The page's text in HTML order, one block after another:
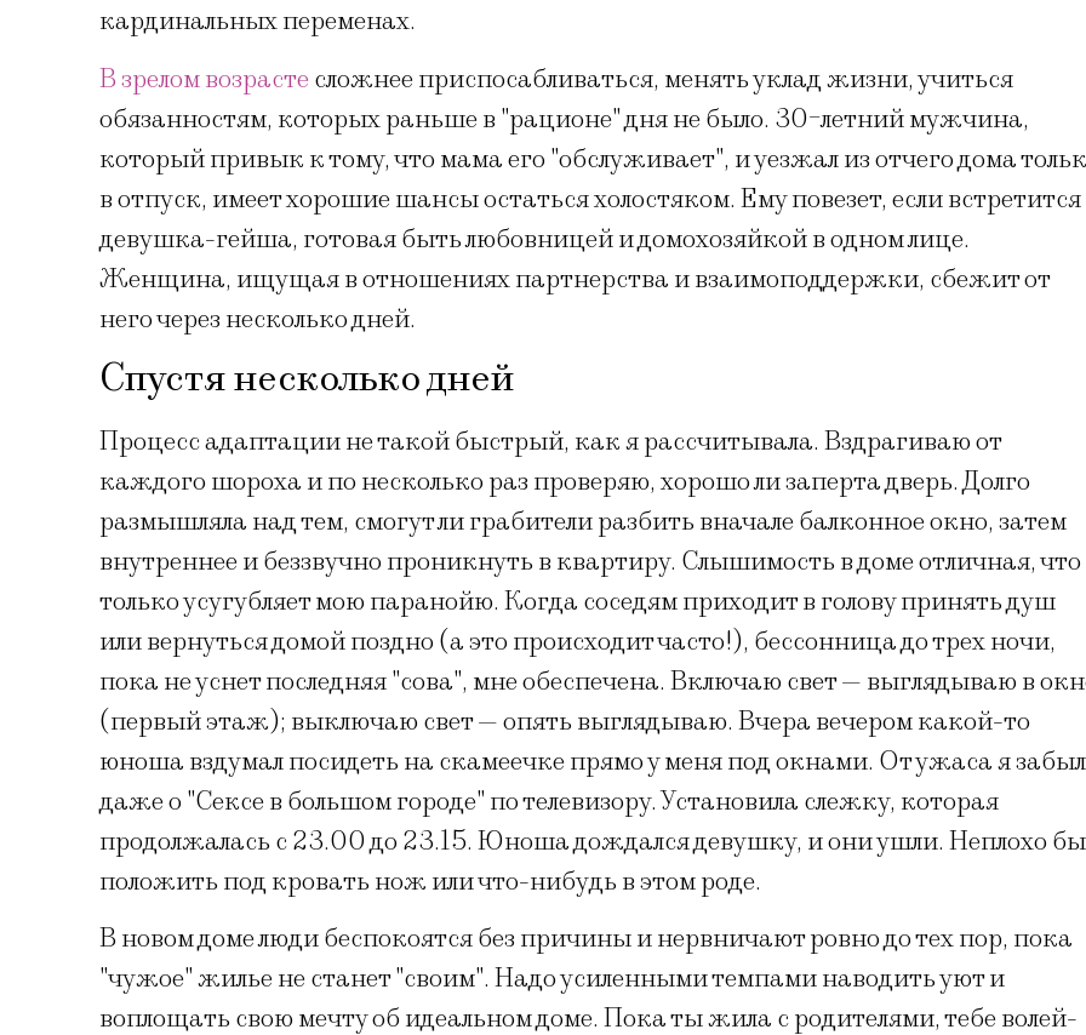
кардинальных переменах.
В зрелом возрасте сложнее приспосабливаться, менять уклад жизни, учиться
обязанностям, которых раньше в "рационе" дня не было. 30-летний мужчина,
который привык к тому, что мама его "обслуживает", и уезжал из отчего дома
в отпуск, имеет хорошие шансы остаться холостяком. Ему повезет, если встретится
девушка-гейша, готовая быть любовницей и домохозяйкой в одном лице.
Женщина, ищущая в отношениях партнерства и взаимоподдержки, сбежит от
него через несколько дней.
Спустя несколько дней
Процесс адаптации не такой быстрый, как я рассчитывала. Вздрагиваю от
каждого шороха и по несколько раз проверяю, хорошо ли заперта дверь. Долго
размышляла над тем, смогут ли грабители разбить вначале балконное окно, затем
внутреннее и беззвучно проникнуть в квартиру. Слышимость в доме отличная, что
только усугубляет мою паранойю. Когда соседям приходит в голову принять душ
или вернуться домой поздно (а это происходит часто!), бессонница до трех ночи,
пока не уснет последняя "сова", мне обеспечена. Включаю свет — выглядываю в
(первый этаж); выключаю свет — опять выглядываю. Вчера вечером какой-то
юноша вздумал посидеть на скамеечке прямо у меня под окнами. От ужаса я
даже о "Сексе в большом городе" по телевизору. Установила слежку, которая
продолжалась с 23.00 до 23.15. Юноша дождался девушку, и они ушли. Неплохо бы
положить под кровать нож или что-нибудь в этом роде.
В новом доме люди беспокоятся без причины и нервничают ровно до тех пор, пока
"чужое" жилье не станет "своим". Надо усиленными темпами наводить уют и
воплощать свою мечту об идеальном доме. Пока ты жила с родителями, тебе волей-